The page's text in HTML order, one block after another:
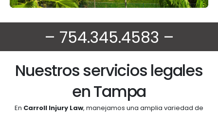
– 754.345.4583 –
Nuestros servicios legales
en Tampa
En Carroll Injury Law, manejamos una amplia variedad de